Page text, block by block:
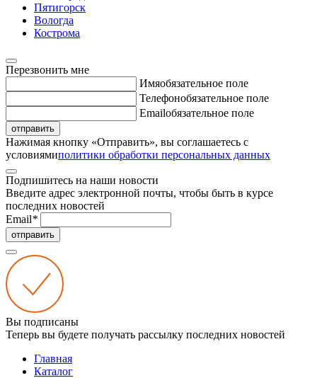
Пятигорск
Вологда
Кострома
Перезвонить мне
Имяобязательное поле
Телефонобязательное поле
Emailобязательное поле
отправить
Нажимая кнопку «Отправить», вы соглашаетесь с
условиямиполитики обработки персональных данных
Подпишитесь на наши новости
Введите адрес электронной почты, чтобы быть в курсе
последних новостей
Email*
отправить
Вы подписаны
Теперь вы будете получать рассылку последних новостей
Главная
Каталог